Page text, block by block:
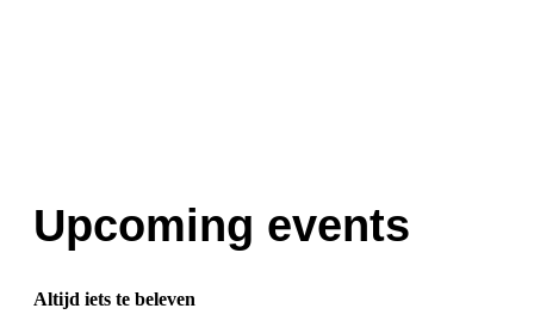
Upcoming events
Altijd iets te beleven